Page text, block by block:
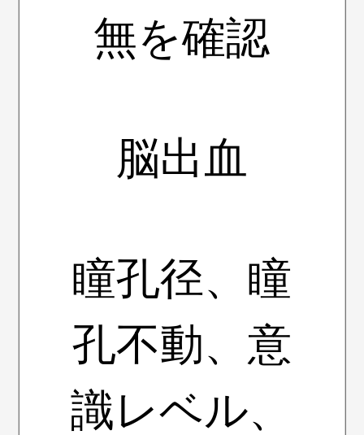
無を確認
脳出血
瞳孔径、瞳
孔不動、意
識レベル、